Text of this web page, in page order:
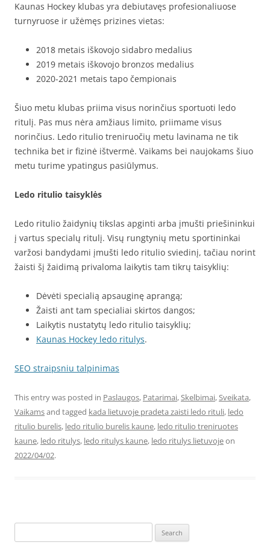
Kaunas Hockey klubas yra debiutavęs profesionaliuose
turnyruose ir užėmęs prizines vietas:
2018 metais iškovojo sidabro medalius
2019 metais iškovojo bronzos medalius
2020-2021 metais tapo čempionais
Šiuo metu klubas priima visus norinčius sportuoti ledo
ritulį. Pas mus nėra amžiaus limito, priimame visus
norinčius. Ledo ritulio treniruočių metu lavinama ne tik
technika bet ir fizinė ištvermė. Vaikams bei naujokams šiuo
metu turime ypatingus pasiūlymus.
Ledo ritulio taisyklės
Ledo ritulio žaidynių tikslas apginti arba įmušti priešininkui
į vartus specialų ritulį. Visų rungtynių metu sportininkai
varžosi bandydami įmušti ledo ritulio sviedinį, tačiau norint
žaisti šį žaidimą privaloma laikytis tam tikrų taisyklių:
Dėvėti specialią apsauginę aprangą;
Žaisti ant tam specialiai skirtos dangos;
Laikytis nustatytų ledo ritulio taisyklių;
Kaunas Hockey ledo ritulys.
SEO straipsniu talpinimas
This entry was posted in Paslaugos, Patarimai,Skelbimai,Sveikata,
Vaikamsand tagged kada lietuvoje pradeta zaisti ledo rituli, ledo
ritulio burelis, ledo ritulio burelis kaune, ledo ritulio treniruotes
kaune, ledo ritulys, ledo ritulys kaune, ledo ritulys lietuvojeon
2022/04/02.